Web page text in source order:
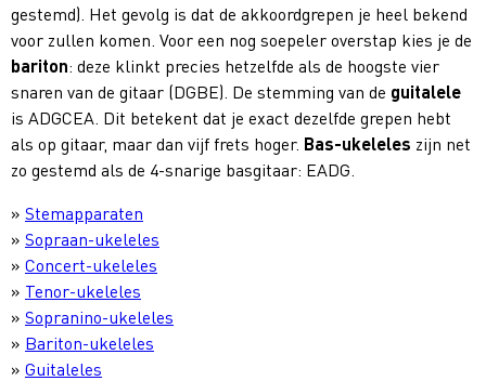
gestemd). Het gevolg is dat de akkoordgrepen je heel bekend
voor zullen komen. Voor een nog soepeler overstap kies je de
bariton: deze klinkt precies hetzelfde als de hoogste vier
snaren van de gitaar (DGBE). De stemming van de guitalele
is ADGCEA. Dit betekent dat je exact dezelfde grepen hebt
als op gitaar, maar dan vijf frets hoger. Bas-ukeleles zijn net
zo gestemd als de 4-snarige basgitaar: EADG.
» Stemapparaten
» Sopraan-ukeleles
» Concert-ukeleles
» Tenor-ukeleles
» Sopranino-ukeleles
» Bariton-ukeleles
» Guitaleles